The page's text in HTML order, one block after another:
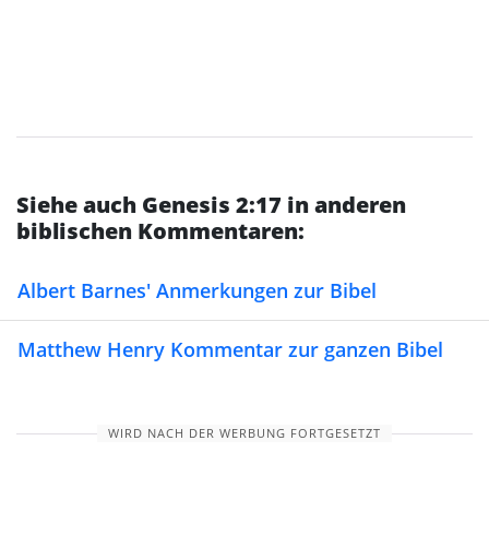
Siehe auch Genesis 2:17 in anderen
biblischen Kommentaren:
Albert Barnes' Anmerkungen zur Bibel
Matthew Henry Kommentar zur ganzen Bibel
WIRD NACH DER WERBUNG FORTGESETZT